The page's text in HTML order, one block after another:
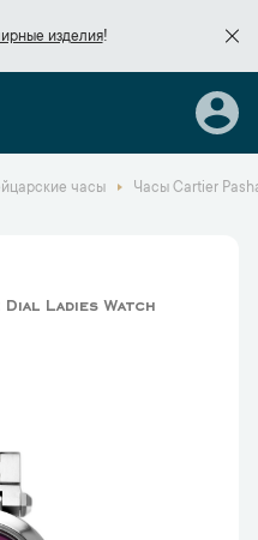
изделия!
часы Часы Cartier
Ladies Watch